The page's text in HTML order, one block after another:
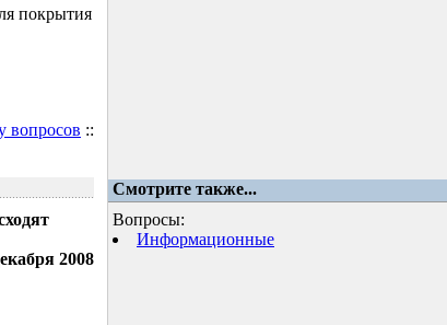
покрытия
вопросов ::
Смотрите также...
2008
Вопросы:
Информационные